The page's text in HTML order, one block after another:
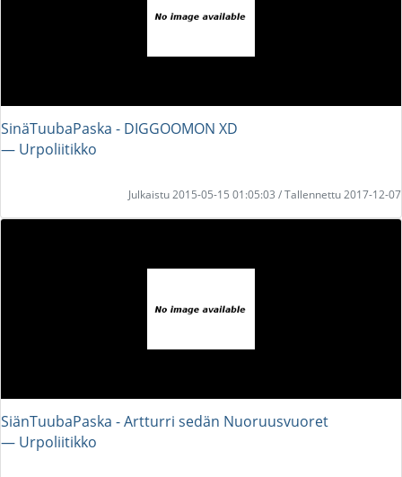
SinäTuubaPaska - DIGGOOMON XD
― Urpoliitikko
Julkaistu 2015-05-15 01:05:03 / Tallennettu 2017-12-07
SiänTuubaPaska - Artturri sedän Nuoruusvuoret
― Urpoliitikko